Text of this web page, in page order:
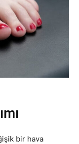
bir hava